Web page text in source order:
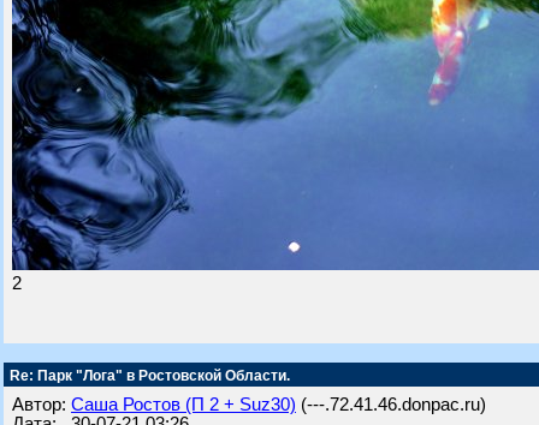
2
Re: Парк "Лога" в Ростовской Области.
Автор: Саша Ростов (П 2 + Suz30) (---.72.41.46.donpac.ru)